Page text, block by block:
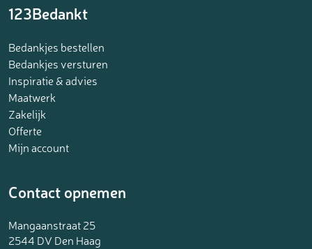
123Bedankt
Bedankjes bestellen
Bedankjes versturen
Inspiratie & advies
Maatwerk
Zakelijk
Offerte
Mijn account
Contact opnemen
Mangaanstraat 25
2544 DV Den Haag